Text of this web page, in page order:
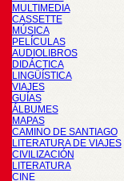
MULTIMEDIA
CASSETTE
MÚSICA
PELÍCULAS
AUDIOLIBROS
DIDÁCTICA
LINGÜÍSTICA
VIAJES
GUÍAS
ÁLBUMES
MAPAS
CAMINO DE SANTIAGO
LITERATURA DE VIAJES
CIVILIZACIÓN
LITERATURA
CINE